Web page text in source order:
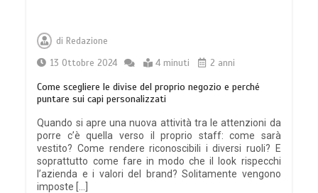
di Redazione
13 Ottobre 2024
4 minuti 2 anni
Come scegliere le divise del proprio negozio e perché
puntare sui capi personalizzati
Quando si apre una nuova attività tra le attenzioni da
porre c’è quella verso il proprio staff: come sarà
vestito? Come rendere riconoscibili i diversi ruoli? E
soprattutto come fare in modo che il look rispecchi
l’azienda e i valori del brand? Solitamente vengono
imposte […]